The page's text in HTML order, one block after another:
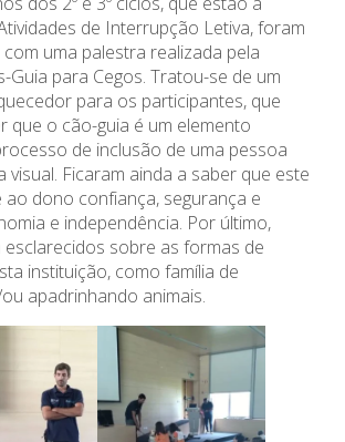
Formativa
Profissional
Ano Letivo
Admissão
Informações
APEE
Notícias
de Interrupção Letiva, foram
uma palestra realizada pela
Guia para Cegos. Tratou-se de um
para os participantes, que
que o cão-guia é um elemento
de inclusão de uma pessoa
visual. Ficaram ainda a saber que este
ao dono confiança, segurança e
e independência. Por último,
sobre as formas de
instituição, como família de
apadrinhando animais.